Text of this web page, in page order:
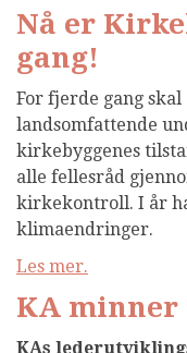
Nå er
gang!
For fjerde gang
landsomfattende
kirkebyggenes
alle fellesråd
kirkekontroll. I år
klimaendringer.
Les mer.
KA minner
KAs